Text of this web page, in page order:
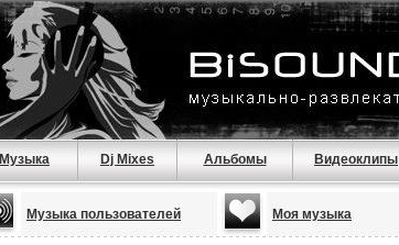
Музыка Dj Mixes Альбомы Видеоклипы
Музыка пользователей Моя музыка